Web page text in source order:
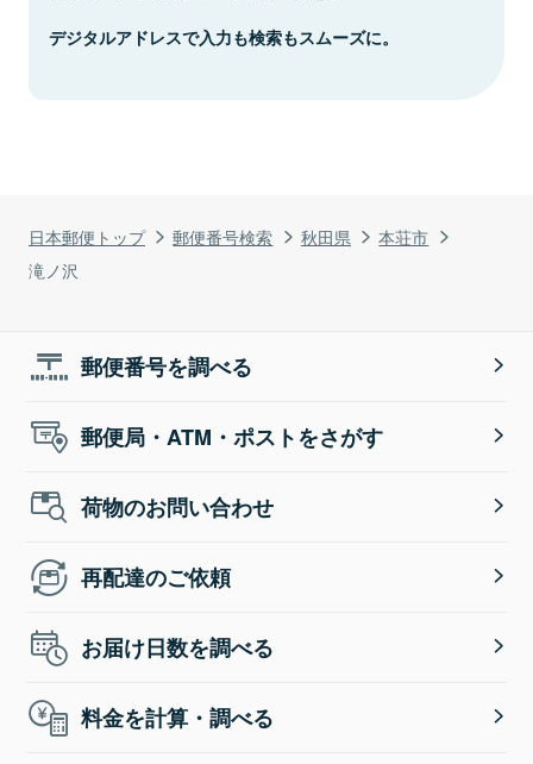
日本郵便トップ 郵便番号検索 秋田県
本荘市
滝ノ沢
デジタルアドレスで入力も検索もスムーズに。
郵便番号を調べる
郵便局・ATM・ポストをさがす
荷物のお問い合わせ
再配達のご依頼
お届け日数を調べる
料金を計算・調べる